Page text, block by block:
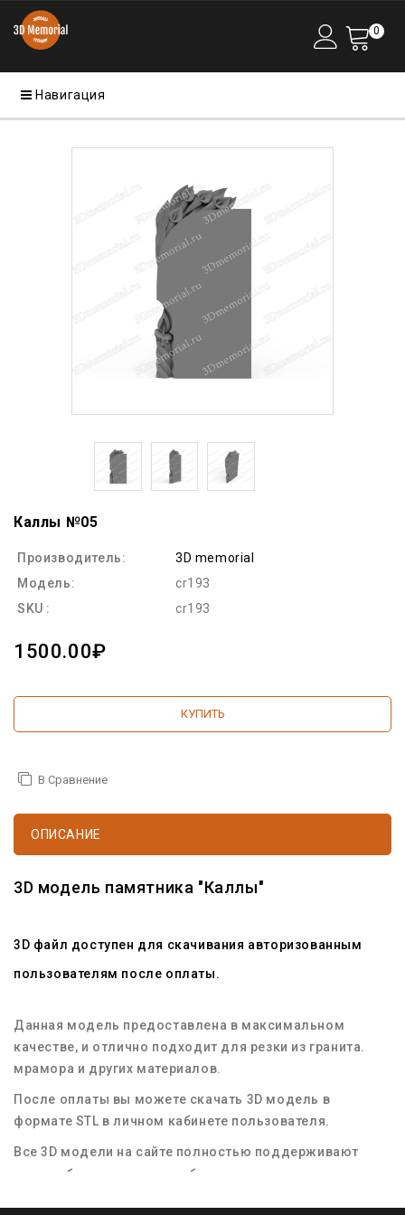
0
Навигация
Каллы №05
Производитель:
3D memorial
Модель:
cr193
SKU :
cr193
1500.00₽
КУПИТЬ
В Сравнение
ОПИСАНИЕ
3D модель памятника "Каллы"
3D файл доступен для скачивания авторизованным
пользователям после оплаты.
Данная модель предоставлена в максимальном
качестве, и отлично подходит для резки из гранита.
мрамора и других материалов.
После оплаты вы можете скачать 3D модель в
формате STL в личном кабинете пользователя.
Все 3D модели на сайте полностью поддерживают
масштабирование для любых размеров заготовок